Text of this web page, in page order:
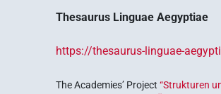
Thesaurus Linguae Aegyptiae
https://thesaurus-linguae-
The Academies’ Project“Strukturen